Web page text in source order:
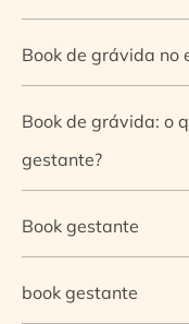
Book de grávida no
Book de grávida: o
gestante?
Book gestante
book gestante